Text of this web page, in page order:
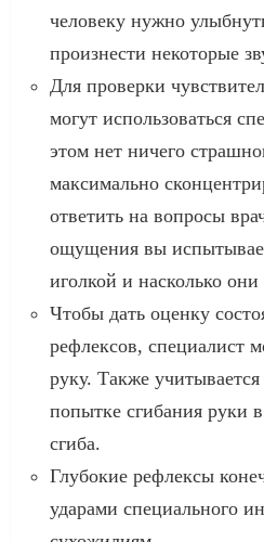
человеку нужно
произнести некоторые
Для проверки
могут использоваться
этом нет ничего
максимально
ответить на вопросы
ощущения вы
иголкой и насколько
Чтобы дать оценку
рефлексов, специалист
руку. Также
попытке сгибания руки
сгиба.
Глубокие рефлексы
ударами специального